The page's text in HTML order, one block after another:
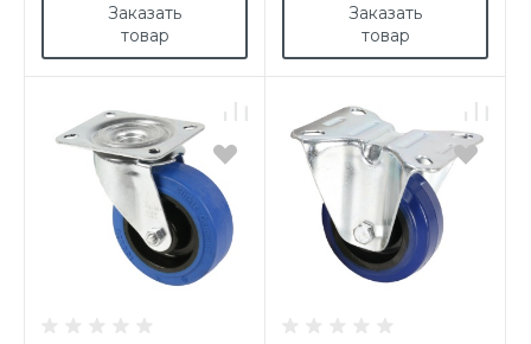
Заказать
товар
Заказать
товар